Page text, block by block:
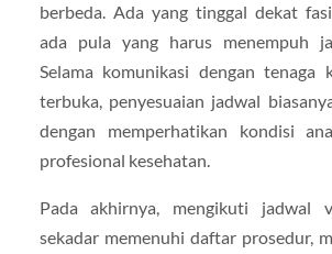
berbeda. Ada yang tinggal dekat
ada pula yang harus menempuh
Selama komunikasi dengan tenaga
terbuka, penyesuaian jadwal
dengan memperhatikan kondisi
profesional kesehatan.
Pada akhirnya, mengikuti jadwal
sekadar memenuhi daftar prosedur,